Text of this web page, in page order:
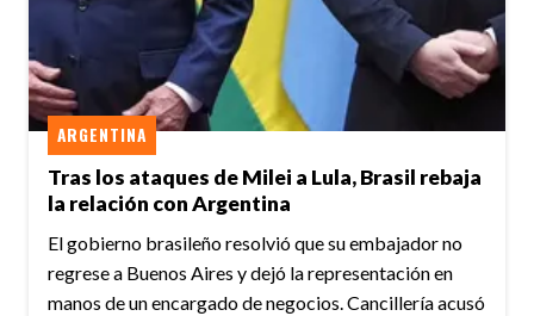
Tras los ataques de Milei a Lula, Brasil rebaja
la relación con Argentina
ARGENTINA
El gobierno brasileño resolvió que su embajador no
regrese a Buenos Aires y dejó la representación en
manos de un encargado de negocios. Cancillería acusó